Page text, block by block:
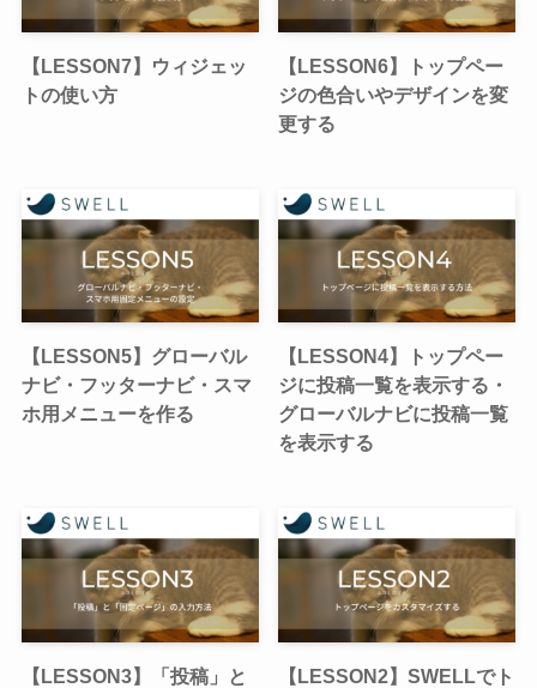
【LESSON7】ウィジェッ
トの使い方
【LESSON6】トップペー
ジの色合いやデザインを変
更する
【LESSON5】グローバル
ナビ・フッターナビ・スマ
ホ用メニューを作る
【LESSON4】トップペー
ジに投稿一覧を表示する・
グローバルナビに投稿一覧
を表示する
【LESSON3】「投稿」と
【LESSON2】SWELLでト